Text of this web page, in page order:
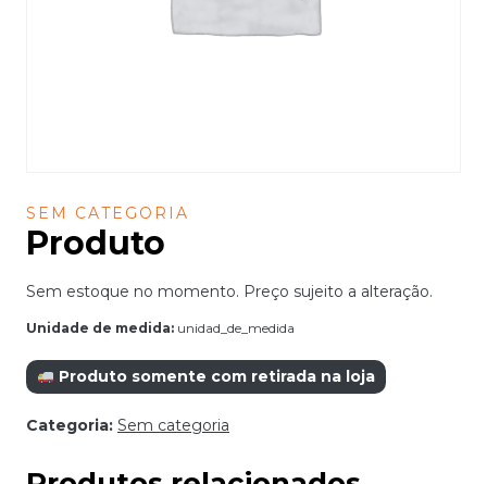
SEM CATEGORIA
Produto
Sem estoque no momento. Preço sujeito a alteração.
Unidade de medida: unidad_de_medida
Produto somente com retirada na loja
Categoria: Sem categoria